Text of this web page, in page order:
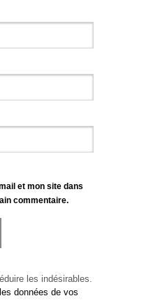
et mon site dans
commentaire.
les indésirables.
données de vos